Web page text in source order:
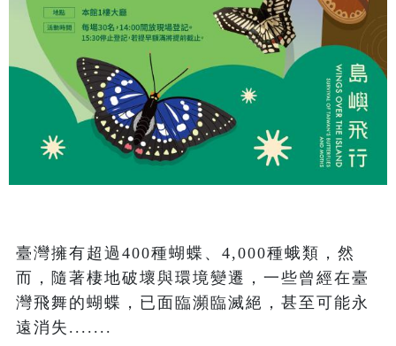
臺灣擁有超過400種蝴蝶、4,000種蛾類，然
而，隨著棲地破壞與環境變遷，一些曾經在臺
灣飛舞的蝴蝶，已面臨瀕臨滅絕，甚至可能永
遠消失.......